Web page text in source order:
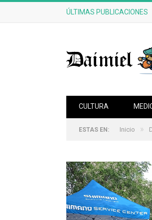
ÚLTIMAS PUBLICACIONES
CULTURA
ESTAS EN: Inicio »